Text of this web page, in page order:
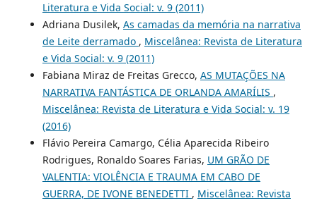
Literatura e Vida Social: v. 9 (2011)
Adriana Dusilek, As camadas da memória na narrativa
de Leite derramado , Miscelânea: Revista de Literatura
e Vida Social: v. 9 (2011)
Fabiana Miraz de Freitas Grecco, AS MUTAÇÕES NA
NARRATIVA FANTÁSTICA DE ORLANDA AMARÍLIS ,
Miscelânea: Revista de Literatura e Vida Social: v. 19
(2016)
Flávio Pereira Camargo, Célia Aparecida Ribeiro
Rodrigues, Ronaldo Soares Farias, UM GRÃO DE
VALENTIA: VIOLÊNCIA E TRAUMA EM CABO DE
GUERRA, DE IVONE BENEDETTI , Miscelânea: Revista